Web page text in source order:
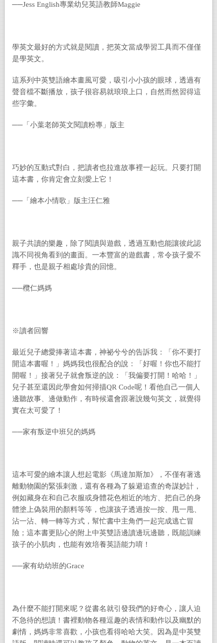
──Jess English專業幼兒英語教師Maggie
學英文最好的方式就是閱讀，把英文當成學習工具而不僅僅
是學英文。
這系列中英雙語繪本畫風可愛，吸引小小孩的眼球，透過有
聲音檔不斷播放，孩子很容易就琅琅上口，自然而然習得這
些字彙。
──「小葉老師英文閱讀粉專」版主
巧妙的互動式對白，把讀者也拉進故事裡一起玩。只要打開
這本書，你肯定會立刻愛上它！
──「繪本小情歌」版主汪仁雅
親子共讀的樂趣，除了閱讀與遊戲，透過互動也能讓彼此認
識不同視角看到的畫面。一本豐富的遊戲書，常令孩子愛不
釋手，也是親子相處珍貴的回憶。
──欖仁媽媽
※讀者回響
最近兒子總愛捧著這本書，神祕兮兮的告訴我：「你不要打
開這本書喔！」媽媽我也很配合的說：「好喔！你也不能打
開喔！」接著兒子就會叛逆的說：「我偏要打開！哈哈！」
兒子甚至還因此學會如何掃描QR Code呢！看他自己一個人
邊聽故事、邊做動作，有時候還會跟著說幾句英文，就覺得
實在太可愛了！
──家有叛逆中班兒的媽媽
這本可愛的繪本讓人想起電影《馬達加斯加》，不僅有著逃
離動物園的緊張刺激，還有各種為了躲避追查的奇謀妙計，
例如藏身在和自己衣服或身體花色相近的地方、把自己的身
體塗上偽裝用的顏料等等，也讓孩子透過按一按、甩一甩、
沾一沾、轉一轉等方式，幫忙書中主角們一起完成逃亡冒
險；這本書更貼心的附上中英雙語邊讀邊玩邊聽，既能訓練
孩子的小肌肉，也能有效培養英語能力唷！
──家有幼幼班的Grace
為什麼不能打開來呢？從書名就引發我們的好奇心，讓人迫
不急待的想讀！書裡動物各種逗趣的表情和動作以及幽默的
劇情，媽媽非常喜歡，小孩也看得哈哈大笑。因為是中英雙